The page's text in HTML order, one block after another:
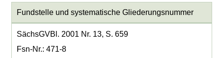
Fundstelle und systematische Gliederungsnummer
SächsGVBl. 2001 Nr. 13, S. 659
Fsn-Nr.: 471-8